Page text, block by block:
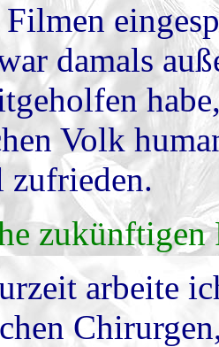
Filmen
damals
Volk
zufrieden.
zukünftigen
arbeite